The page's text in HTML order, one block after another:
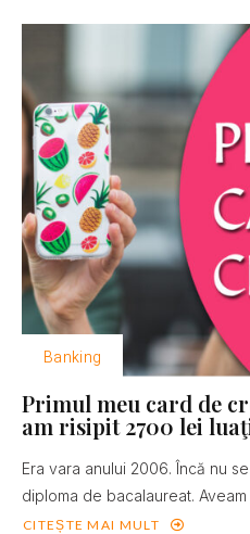
Banking
Primul meu card de
am risipit 2700 lei
Era vara anului 2006. Încă nu
diploma de bacalaureat. Aveam
CITEȘTE MAI MULT